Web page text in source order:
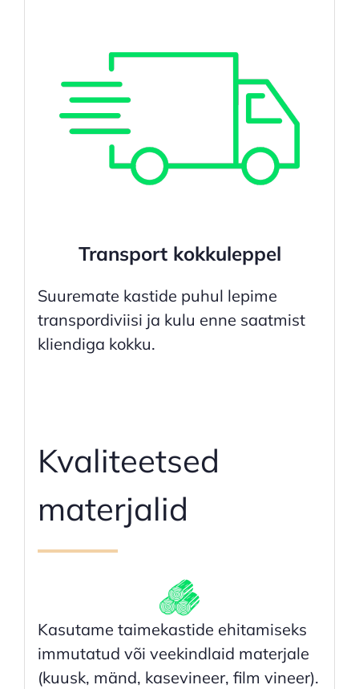
Transport kokkuleppel
Suuremate kastide puhul lepime
transpordiviisi ja kulu enne saatmist
kliendiga kokku.
Kvaliteetsed
materjalid
Kasutame taimekastide ehitamiseks
immutatud või veekindlaid materjale
(kuusk, mänd, kasevineer, film vineer).